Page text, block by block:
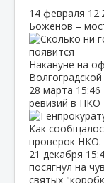
14 февраля
Боженов –
Накануне на
28 марта 15:46
ревизий в НКО
Как
проверок НКО.
21 декабря
посягнул на
святых